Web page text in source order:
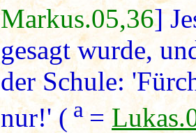
Markus.05,36]
gesagt wurde,
der Schule:
nur!' (a =